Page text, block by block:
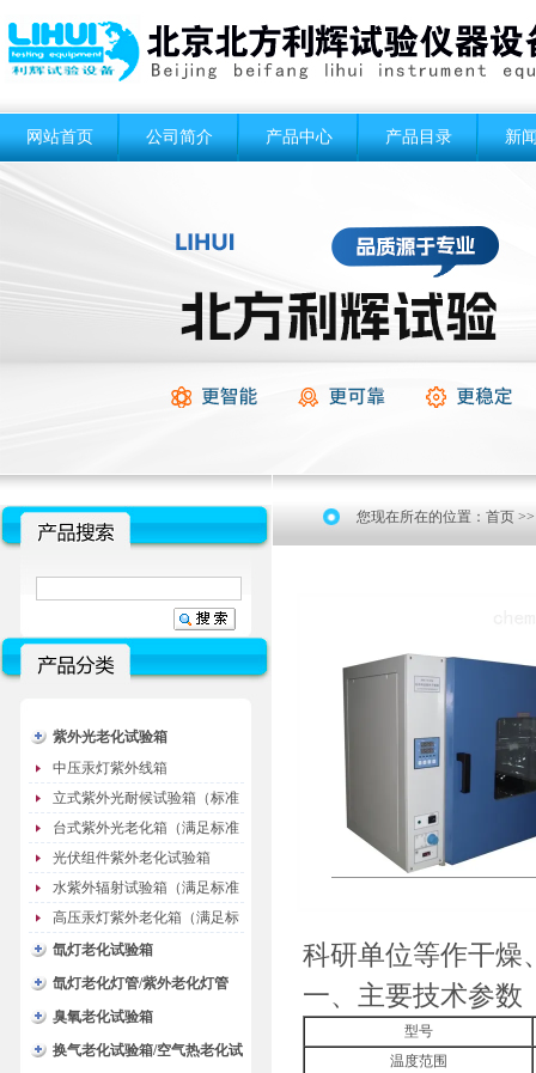
网站首页 公司简介 产品中心 产品目录 新
紫外光老化试验箱
中压汞灯紫外线箱
立式紫外光耐候试验箱（标准
型）
台式紫外光老化箱（满足标准
GB/T16776）
光伏组件紫外老化试验箱
水紫外辐射试验箱（满足标准
JC485-1992）
高压汞灯紫外老化箱（满足标
准GB/T16777）
氙灯老化试验箱
氙灯老化灯管/紫外老化灯管
（耗材）
臭氧老化试验箱
换气老化试验箱/空气热老化试
您现在所在的位置： 首页
科研单位等作干燥
一、主要技术参数
型号
温度范围